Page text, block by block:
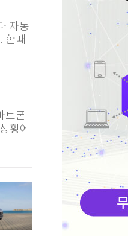
자동
한때
트폰
황에